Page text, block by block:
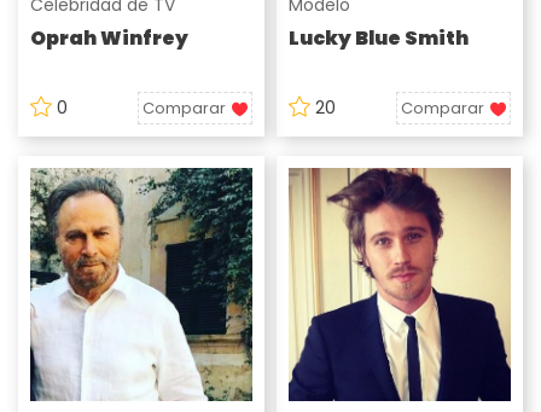
Oprah Winfrey
0 Comparar
Lucky Blue Smith
20 Comparar